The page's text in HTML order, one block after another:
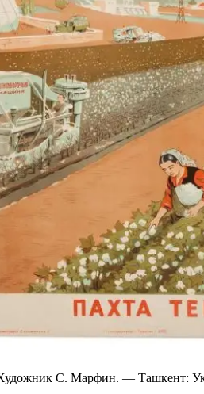
С. Марфин. — Ташкент: